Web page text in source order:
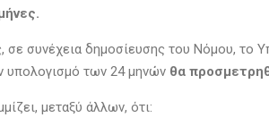
σε συνέχεια δημοσίευσης του Νόμου,
υπολογισμό των 24 μηνών θα
μεταξύ άλλων, ότι: